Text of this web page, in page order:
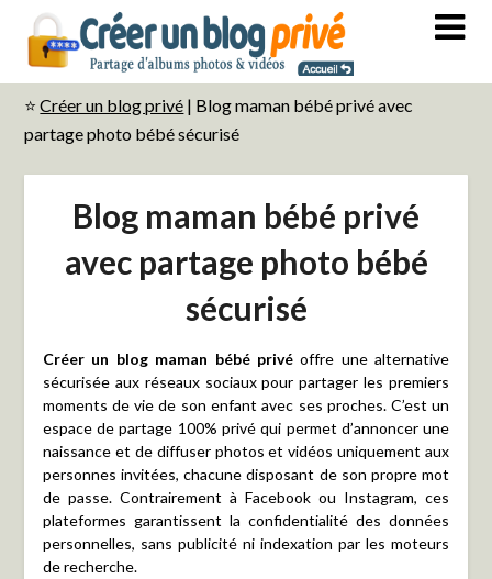
⭐ Créer un blog privé | Blog maman bébé privé avec
partage photo bébé sécurisé
Blog maman bébé privé
avec partage photo bébé
sécurisé
Créer un blog maman bébé privé offre une alternative
sécurisée aux réseaux sociaux pour partager les premiers
moments de vie de son enfant avec ses proches. C’est un
espace de partage 100% privé qui permet d’annoncer une
naissance et de diffuser photos et vidéos uniquement aux
personnes invitées, chacune disposant de son propre mot
de passe. Contrairement à Facebook ou Instagram, ces
plateformes garantissent la confidentialité des données
personnelles, sans publicité ni indexation par les moteurs
de recherche.